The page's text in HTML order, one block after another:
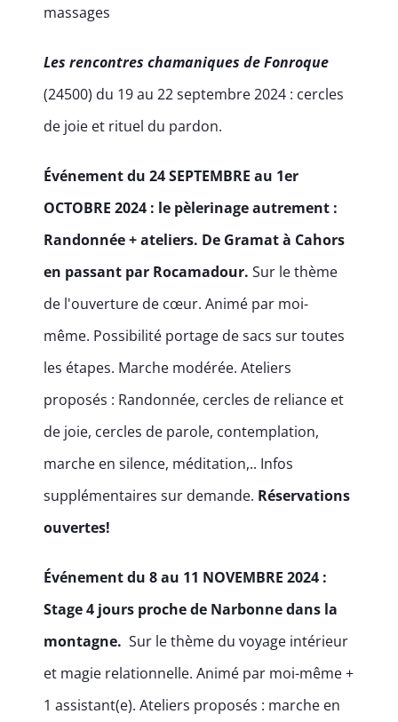
massages
Les rencontres chamaniques de Fonroque
(24500) du 19 au 22 septembre 2024 : cercles
de joie et rituel du pardon.
Événement du 24 SEPTEMBRE au 1er
OCTOBRE 2024 : le pèlerinage autrement :
Randonnée + ateliers. De Gramat à Cahors
en passant par Rocamadour. Sur le thème
de l'ouverture de cœur. Animé par moi-
même. Possibilité portage de sacs sur toutes
les étapes. Marche modérée. Ateliers
proposés : Randonnée, cercles de reliance et
de joie, cercles de parole, contemplation,
marche en silence, méditation,.. Infos
supplémentaires sur demande. Réservations
ouvertes!
Événement du 8 au 11 NOVEMBRE 2024 :
Stage 4 jours proche de Narbonne dans la
montagne. Sur le thème du voyage intérieur
et magie relationnelle. Animé par moi-même +
1 assistant(e). Ateliers proposés : marche en